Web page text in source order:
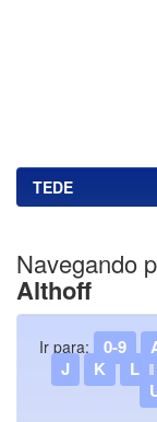
TEDE
Navegando
Althoff
Ir para: 0-9
J
K L